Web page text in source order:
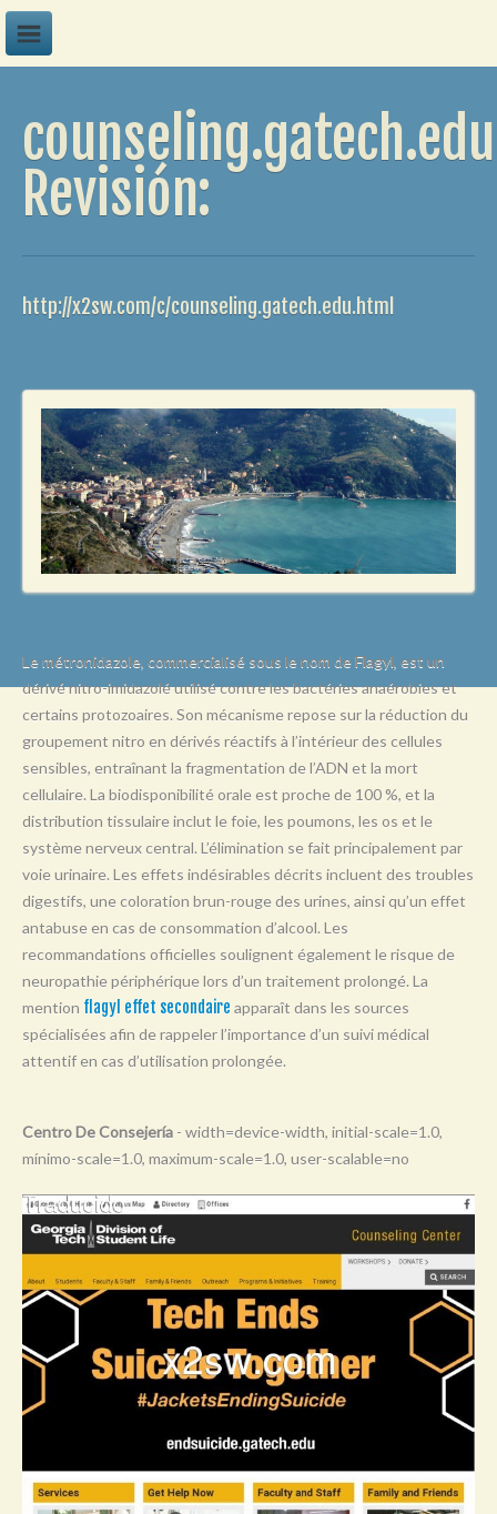
G
P
Q
R
S
T
U
W
Y
counseling.gatech.edu
Revisión:
http://x2sw.com/c/counseling.gatech.edu.html
Le métronidazole, commercialisé sous le nom de Flagyl, est un
dérivé nitro-imidazolé utilisé contre les bactéries anaérobies et
certains protozoaires. Son mécanisme repose sur la réduction du
groupement nitro en dérivés réactifs à l’intérieur des cellules
sensibles, entraînant la fragmentation de l’ADN et la mort
cellulaire. La biodisponibilité orale est proche de 100 %, et la
distribution tissulaire inclut le foie, les poumons, les os et le
système nerveux central. L’élimination se fait principalement par
voie urinaire. Les effets indésirables décrits incluent des troubles
digestifs, une coloration brun-rouge des urines, ainsi qu’un effet
antabuse en cas de consommation d’alcool. Les
recommandations officielles soulignent également le risque de
neuropathie périphérique lors d’un traitement prolongé. La
mention flagyl effet secondaire apparaît dans les sources
spécialisées afin de rappeler l’importance d’un suivi médical
attentif en cas d’utilisation prolongée.
Centro De Consejería - width=device-width, initial-scale=1.0,
mínimo-scale=1.0, maximum-scale=1.0, user-scalable=no